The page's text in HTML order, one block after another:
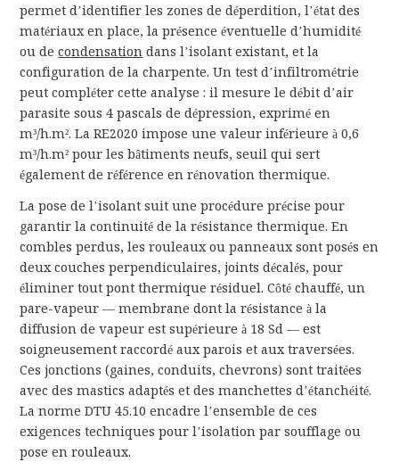
permet d’identifier les zones de déperdition, l’état des
matériaux en place, la présence éventuelle d’humidité
ou decondensation dans l’isolant existant, et la
configuration de la charpente. Un test d’infiltrométrie
peut compléter cette analyse : il mesure le débit d’air
parasite sous 4 pascals de dépression, exprimé en
m³/h.m². La RE2020 impose une valeur inférieure à 0,6
m³/h.m² pour les bâtiments neufs, seuil qui sert
également de référence en rénovation thermique.
La pose de l’isolant suit une procédure précise pour
garantir la continuité de la résistance thermique. En
combles perdus, les rouleaux ou panneaux sont posés en
deux couches perpendiculaires, joints décalés, pour
éliminer tout pont thermique résiduel. Côté chauffé, un
pare-vapeur — membrane dont la résistance à la
diffusion de vapeur est supérieure à 18 Sd — est
soigneusement raccordé aux parois et aux traversées.
Ces jonctions (gaines, conduits, chevrons) sont traitées
avec des mastics adaptés et des manchettes d’étanchéité.
La norme DTU 45.10 encadre l’ensemble de ces
exigences techniques pour l’isolation par soufflage ou
pose en rouleaux.